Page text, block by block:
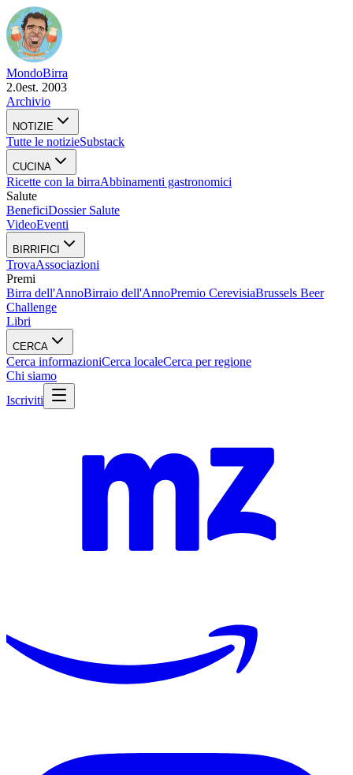
MondoBirra
2.0est. 2003
Archivio
NOTIZIE
Tutte le notizieSubstack
CUCINA
Ricette con la birraAbbinamenti gastronomici
Salute
BeneficiDossier Salute
VideoEventi
BIRRIFICI
TrovaAssociazioni
Premi
Birra dell'AnnoBirraio dell'AnnoPremio CerevisiaBrussels Beer
Challenge
Libri
CERCA
Cerca informazioniCerca localeCerca per regione
Chi siamo
Iscriviti